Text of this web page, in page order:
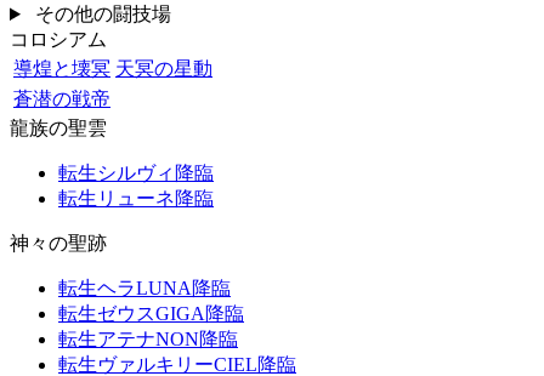
その他の闘技場
コロシアム
導煌と壊冥 天冥の星動
蒼潜の戦帝
龍族の聖雲
転生シルヴィ降臨
転生リューネ降臨
神々の聖跡
転生ヘラLUNA降臨
転生ゼウスGIGA降臨
転生アテナNON降臨
転生ヴァルキリーCIEL降臨